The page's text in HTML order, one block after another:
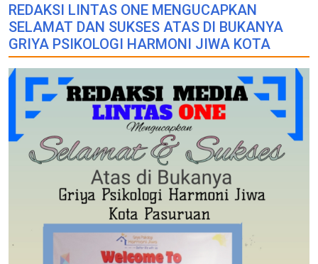
REDAKSI LINTAS ONE MENGUCAPKAN
SELAMAT DAN SUKSES ATAS DI BUKANYA
GRIYA PSIKOLOGI HARMONI JIWA KOTA